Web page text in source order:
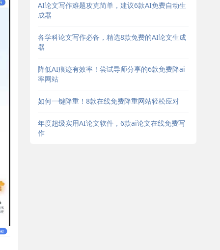
AI论文写作难题攻克简单，建议6款AI免费自动生
成器
各学科论文写作必备，精选8款免费的AI论文生成
器
降低AI痕迹有效率！尝试导师分享的6款免费降ai
率网站
如何一键降重！8款在线免费降重网站轻松应对
年度超级实用AI论文软件，6款ai论文在线免费写
作